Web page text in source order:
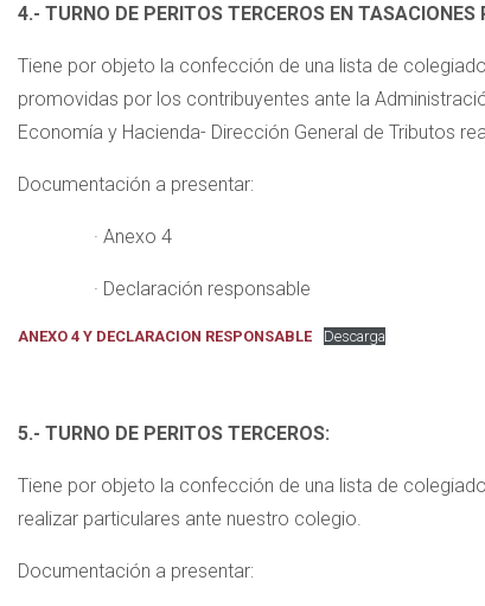
4.- TURNO DE PERITOS TERCEROS EN
Tiene por objeto la confección de una lista de
promovidas por los contribuyentes ante la
Economía y Hacienda- Dirección General de Tributos
Documentación a presentar:
· Anexo 4
· Declaración responsable
ANEXO 4 Y DECLARACION RESPONSABLE Descarga
5.- TURNO DE PERITOS TERCEROS:
Tiene por objeto la confección de una lista de
realizar particulares ante nuestro colegio.
Documentación a presentar: